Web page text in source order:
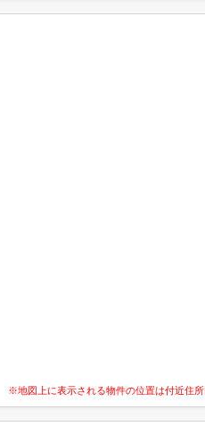
※地図上に表示される物件の位置は付近住